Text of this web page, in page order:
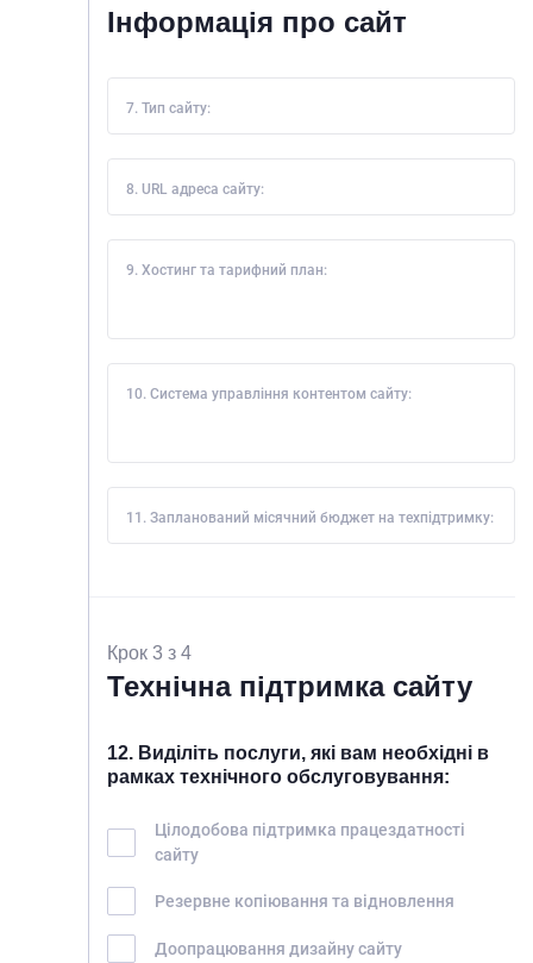
Інформація про сайт
7. Тип сайту:
8. URL адреса сайту:
9. Хостинг та тарифний план:
10. Система управління контентом сайту:
11. Запланований місячний бюджет на техпідтримку:
Крок 3 з 4
Технічна підтримка сайту
12. Виділіть послуги, які вам необхідні в
рамках технічного обслуговування:
Цілодобова підтримка працездатності
сайту
Резервне копіювання та відновлення
Доопрацювання дизайну сайту
ГОЛОВНА
ПРО НАС
ПОСЛУГИ